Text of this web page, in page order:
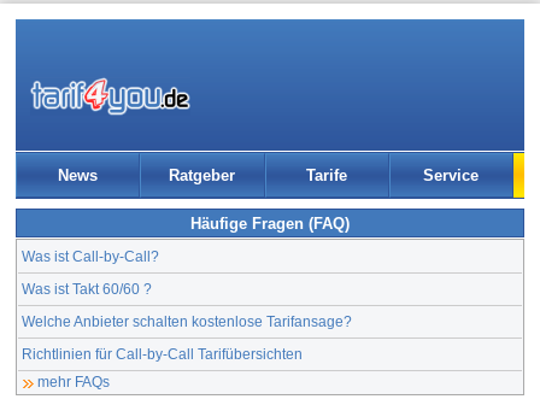
News Ratgeber Tarife Service
Häufige Fragen (FAQ)
Was ist Call-by-Call?
Was ist Takt 60/60 ?
Welche Anbieter schalten kostenlose Tarifansage?
Richtlinien für Call-by-Call Tarifübersichten
mehr FAQs